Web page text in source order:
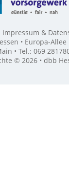
Impressum &
• Europa-Allee
• Tel.: 069
© 2026 • dbb